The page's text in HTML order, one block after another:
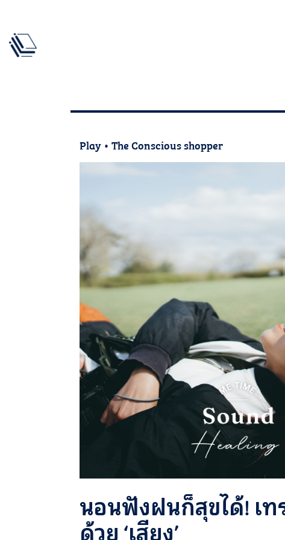
Play • The Conscious shopper
นอนฟังฝนก็สุขได้! เท
ด้วย ‘เสียง’